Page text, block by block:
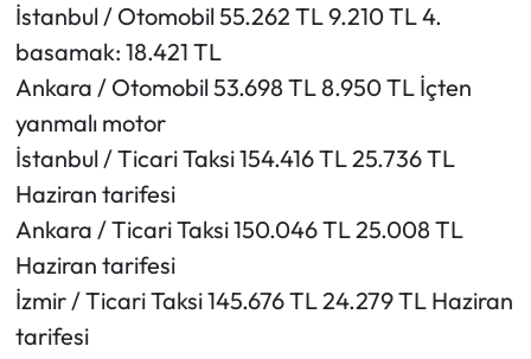
İstanbul / Otomobil 55.262 TL 9.210 TL 4.
basamak: 18.421 TL
Ankara / Otomobil 53.698 TL 8.950 TL İçten
yanmalı motor
İstanbul / Ticari Taksi 154.416 TL 25.736 TL
Haziran tarifesi
Ankara / Ticari Taksi 150.046 TL 25.008 TL
Haziran tarifesi
İzmir / Ticari Taksi 145.676 TL 24.279 TL Haziran
tarifesi